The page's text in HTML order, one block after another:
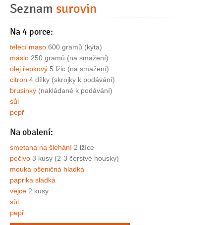
Seznam surovin
Na 4 porce:
telecí maso 600 gramů (kýta)
máslo 250 gramů (na smažení)
olej řepkový 5 lžic (na smažení)
citron 4 dílky (skrojky k podávání)
brusinky (nakládané k podávání)
sůl
pepř
Na obalení:
smetana na šlehání 2 lžíce
pečivo 3 kusy (2-3 čerstvé housky)
mouka pšeničná hladká
paprika sladká
vejce 2 kusy
sůl
pepř